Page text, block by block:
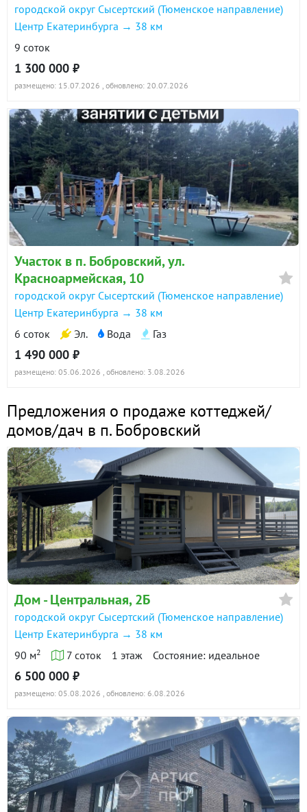
городской округ Сысертский (Тюменское направление)
Центр Екатеринбурга → 38 км
9 соток
1 300 000 ₽
размещено: 15.07.2026 , обновлено: 20.07.2026
Участок в п. Бобровский, ул.
Красноармейская, 10
городской округ Сысертский (Тюменское направление)
Центр Екатеринбурга → 38 км
6 соток
Эл. Вода Газ
1 490 000 ₽
размещено: 05.06.2026 , обновлено: 3.08.2026
Предложения о продаже коттеджей/
домов/дач в п. Бобровский
Дом - Центральная, 2Б
городской округ Сысертский (Тюменское направление)
Центр Екатеринбурга → 38 км
90 м2 7 соток 1 этаж Состояние: идеальное
6 500 000 ₽
размещено: 05.08.2026 , обновлено: 6.08.2026